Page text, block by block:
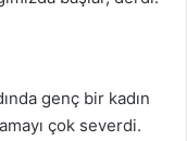
genç bir kadın
çok severdi.